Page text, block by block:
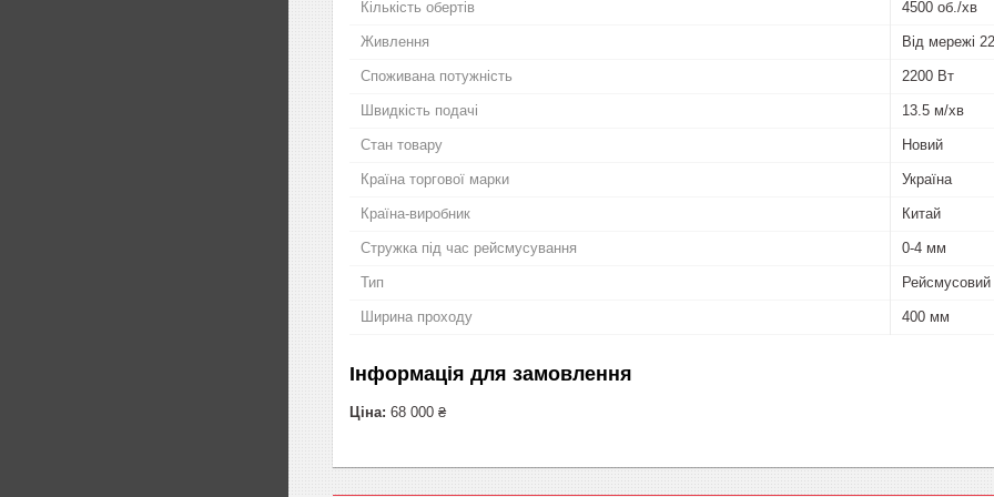
Кількість обертів 4500 об./хв
Живлення Від мережі
Споживана потужність 2200 Вт
Швидкість подачі 13.5 м/хв
Стан товару Новий
Країна торгової марки Україна
Країна-виробник Китай
Стружка під час рейсмусування 0-4 мм
Тип Рейсмусовий
Ширина проходу 400 мм
Інформація для замовлення
Ціна: 68 000 ₴